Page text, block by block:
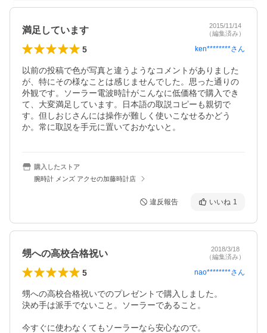
満足しています
2015/11/14
（編集済み）
5 ken********さん
以前の投稿で色が写真と違うようなコメントがありました
が、特にその様なことは感じませんでした。思った通りの
外観です。ソーラー電波時計がこんなに低価格で購入でき
て、大変満足しています。日本語の取説コピーも親切で
す。但しおじさんには操作が難しく使いこなせるかどう
か。常に取説を手元に置いておかないと。
購入したストア
腕時計 メンズ アクセの加藤時計店
違反報告 いいね 1
甥への高校合格祝い
2018/3/18
（編集済み）
5 nao********さん
甥への高校合格祝いでのプレゼントで購入しました。
決め手は派手でないこと。ソーラーであること。
今すぐに使わなくてもソーラーなら安心なので。